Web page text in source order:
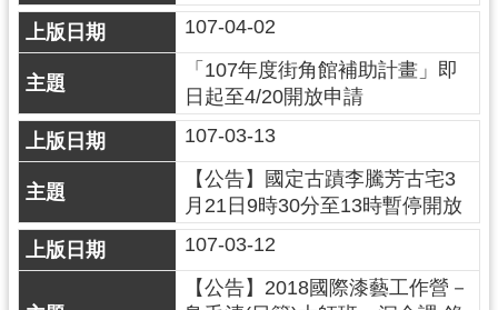
動
究
學
習
資
源
認
107-04-02
「107年度街角館補助計畫」即
日起至4/20開放申請
107-03-13
【公告】國定古蹟李騰芳古宅3
月21日9時30分至13時暫停開放
107-03-12
【公告】2018國際漆藝工作營－